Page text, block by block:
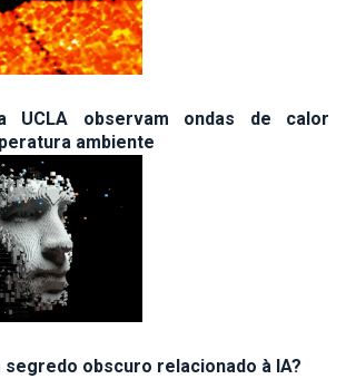
UCLA observam ondas de calor
ambiente
obscuro relacionado à IA?